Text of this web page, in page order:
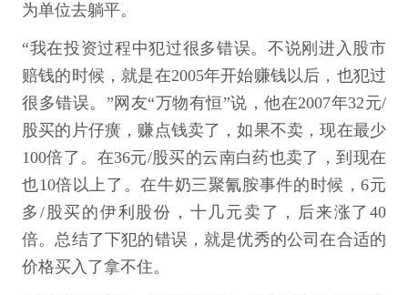
为单位去躺平。
“我在投资过程中犯过很多错误。不说刚进入股市
赔钱的时候，就是在2005年开始赚钱以后，也犯过
很多错误。”网友“万物有恒”说，他在2007年32元/
股买的片仔癀，赚点钱卖了，如果不卖，现在最少
100倍了。在36元/股买的云南白药也卖了，到现在
也10倍以上了。在牛奶三聚氰胺事件的时候，6元
多/股买的伊利股份，十几元卖了，后来涨了40
倍。总结了下犯的错误，就是优秀的公司在合适的
价格买入了拿不住。